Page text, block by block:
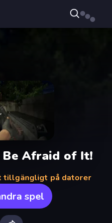
Be Afraid of It!
tillgängligt på datorer
spel